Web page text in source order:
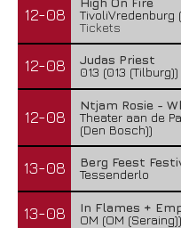
12-08
TivoliVredenburg
Tickets
12-08
Judas Priest
013 (013 (Tilburg))
12-08
Ntjam Rosie -
Theater aan de
(Den Bosch))
13-08
Berg Feest
Tessenderlo
13-08
In Flames +
OM (OM (Seraing))